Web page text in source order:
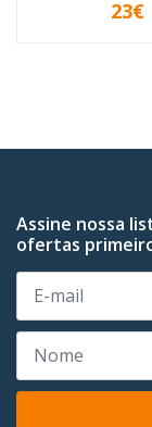
+
23€
Assine nossa
ofertas